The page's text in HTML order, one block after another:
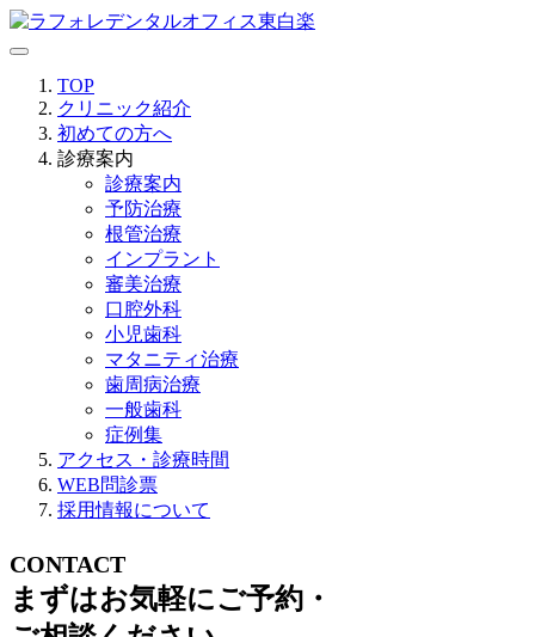
TOP
クリニック紹介
初めての方へ
診療案内
診療案内
予防治療
根管治療
インプラント
審美治療
口腔外科
小児歯科
マタニティ治療
歯周病治療
一般歯科
症例集
アクセス・診療時間
WEB問診票
採用情報について
CONTACT
まずはお気軽にご予約・